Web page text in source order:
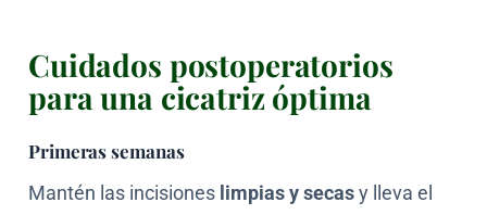
Cuidados postoperatorios
para una cicatriz óptima
Primeras semanas
Mantén las incisiones limpias y secasy lleva el